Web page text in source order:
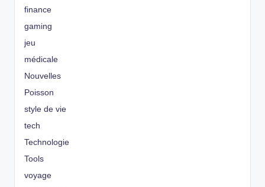
finance
gaming
jeu
médicale
Nouvelles
Poisson
style de vie
tech
Technologie
Tools
voyage